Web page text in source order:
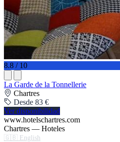
8.8 / 10
La Garde de la Tonnellerie
Chartres
Desde 83 €
Ver disponibilidad
www.hotelschartres.com
Chartres — Hoteles
🇬🇧 English